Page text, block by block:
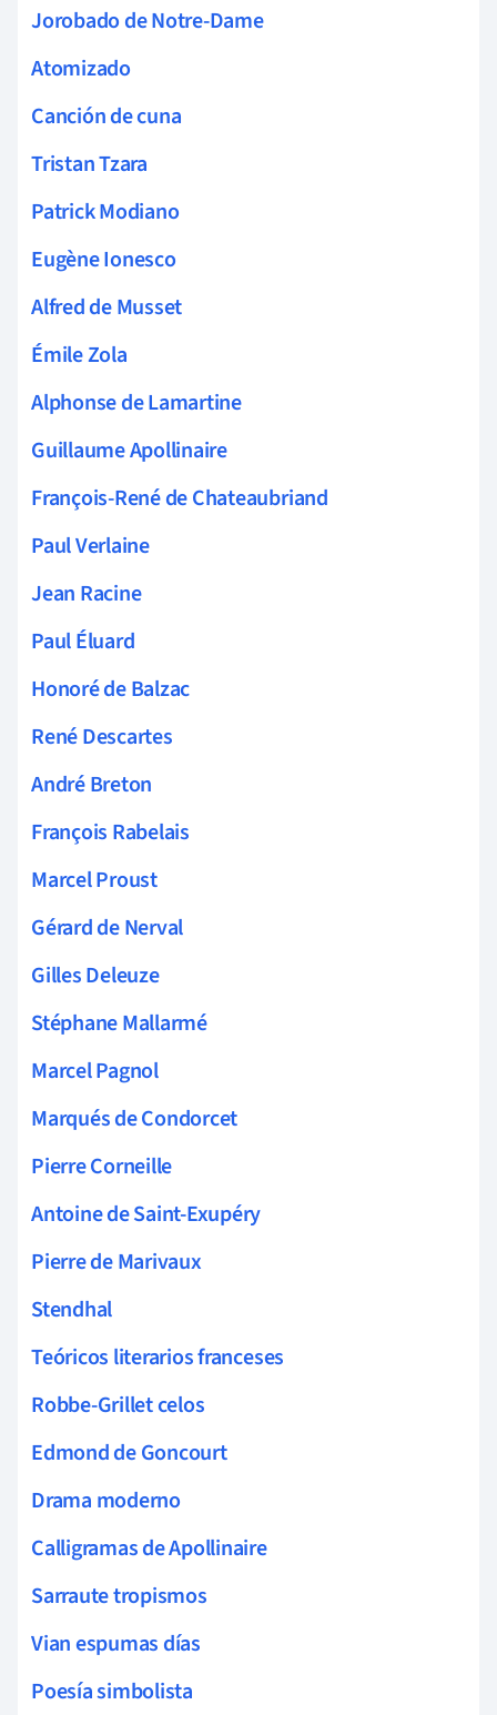
Jorobado de Notre-Dame
Atomizado
Canción de cuna
Tristan Tzara
Patrick Modiano
Eugène Ionesco
Alfred de Musset
Émile Zola
Alphonse de Lamartine
Guillaume Apollinaire
François-René de Chateaubriand
Paul Verlaine
Jean Racine
Paul Éluard
Honoré de Balzac
René Descartes
André Breton
François Rabelais
Marcel Proust
Gérard de Nerval
Gilles Deleuze
Stéphane Mallarmé
Marcel Pagnol
Marqués de Condorcet
Pierre Corneille
Antoine de Saint-Exupéry
Pierre de Marivaux
Stendhal
Teóricos literarios franceses
Robbe-Grillet celos
Edmond de Goncourt
Drama moderno
Calligramas de Apollinaire
Sarraute tropismos
Vian espumas días
Poesía simbolista